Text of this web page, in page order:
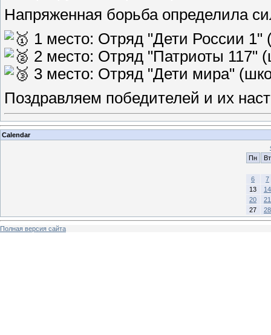
Напряженная борьба определила
1 место: Отряд "Дети России
2 место: Отряд "Патриоты 117"
3 место: Отряд "Дети мира"
Поздравляем победителей и их
Calendar
Пн
Вт
6
7
13
14
20
21
27
28
Полная версия сайта